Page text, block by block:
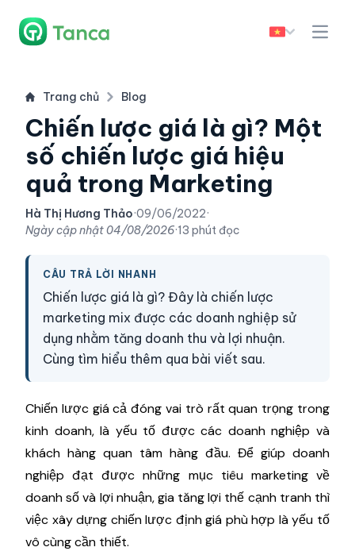
Trang chủ Blog
Chiến lược giá là gì? Một
số chiến lược giá hiệu
quả trong Marketing
Hà Thị Hương Thảo·09/06/2022·
Ngày cập nhật04/08/2026·13 phút đọc
CÂU TRẢ LỜI NHANH
Chiến lược giá là gì? Đây là chiến lược
marketing mix được các doanh nghiệp sử
dụng nhằm tăng doanh thu và lợi nhuận.
Cùng tìm hiểu thêm qua bài viết sau.
Chiến lược giá cả đóng vai trò rất quan trọng trong
kinh doanh, là yếu tố được các doanh nghiệp và
khách hàng quan tâm hàng đầu. Để giúp doanh
nghiệp đạt được những mục tiêu marketing về
doanh số và lợi nhuận, gia tăng lợi thế cạnh tranh thì
việc xây dựng chiến lược định giá phù hợp là yếu tố
vô cùng cần thiết.